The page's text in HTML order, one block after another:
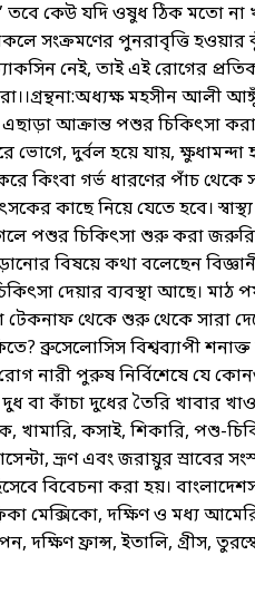
তবে কেউ যদি ওষুধ ঠিক মতো না
সংক্রমণের পুনরাবৃত্তি হওয়ার
নেই, তাই এই রোগের
মহসীন আলী
আক্রান্ত পশুর চিকিৎসা
দুর্বল হয়ে যায়, ক্ষুধামন্দা
কিংবা গর্ভ ধারণের পাঁচ থেকে
কাছে নিয়ে যেতে হবে।
পশুর চিকিৎসা শুরু করা
বিষয়ে কথা বলেছেন
দেয়ার ব্যবস্থা আছে। মাঠ
থেকে শুরু থেকে সারা
ব্রুসেলোসিস বিশ্বব্যাপী
নারী পুরুষ নির্বিশেষে যে
বা কাঁচা দুধের তৈরি খাবার
খামারি, কসাই, শিকারি, পশু-
ভ্রূণ এবং জরায়ুর স্রাবের
বিবেচনা করা হয়।
মেক্সিকো, দক্ষিণ ও মধ্য
দক্ষিণ ফ্রান্স, ইতালি, গ্রীস,